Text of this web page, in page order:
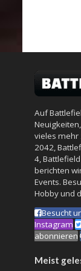
Auf
vieles mehr
2042
4,
berichten
Events.
Hobby und
Besucht
Instagram
abonnieren
Meist